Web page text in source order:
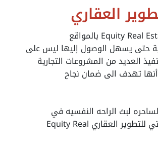
العقاري
تتميز مشروعات شركة ايكويتي للتطوير العقاري Equity Real Estate Development بالمواقع
حتى يسهل الوصول إليها ليس على
العديد من المشروعات التجارية
أنها تهدف الى ضمان نجاح
لبث الراحه النفسيه في
العملاء والاستمتاع بهذه المميزات، ومن أبرز مشروعات شركة ايكويتي للتطوير العقاري Equity Real